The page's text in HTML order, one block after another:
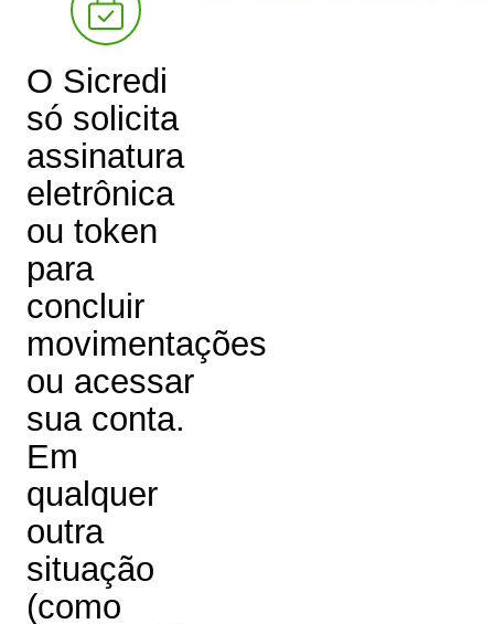
O Sicredi
só solicita
assinatura
eletrônica
ou token
para
concluir
movimentações
ou acessar
sua conta.
Em
qualquer
outra
situação
(como